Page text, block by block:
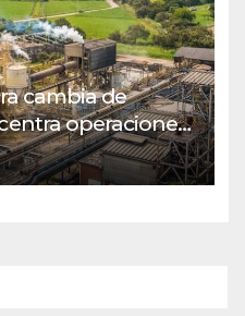
cambia de
operaciones